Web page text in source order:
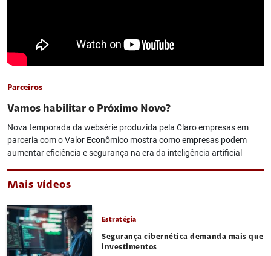
Parceiros
Vamos habilitar o Próximo Novo?
Nova temporada da websérie produzida pela Claro empresas em
parceria com o Valor Econômico mostra como empresas podem
aumentar eficiência e segurança na era da inteligência artificial
Mais vídeos
Estratégia
Segurança cibernética demanda mais que
investimentos